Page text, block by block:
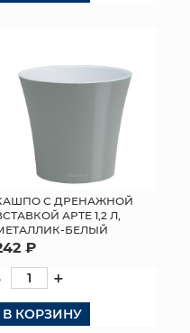
С ДРЕНАЖНОЙ
АРТЕ 1,2 Л,
БЕЛЫЙ
₽
+
В КОРЗИНУ